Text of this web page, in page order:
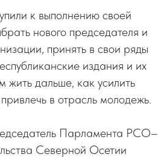
к выполнению своей
нового председателя и
принять в свои ряды
издания и их
жить дальше, как усилить
в отрасль молодежь.
Парламента РСО–
Северной Осетии